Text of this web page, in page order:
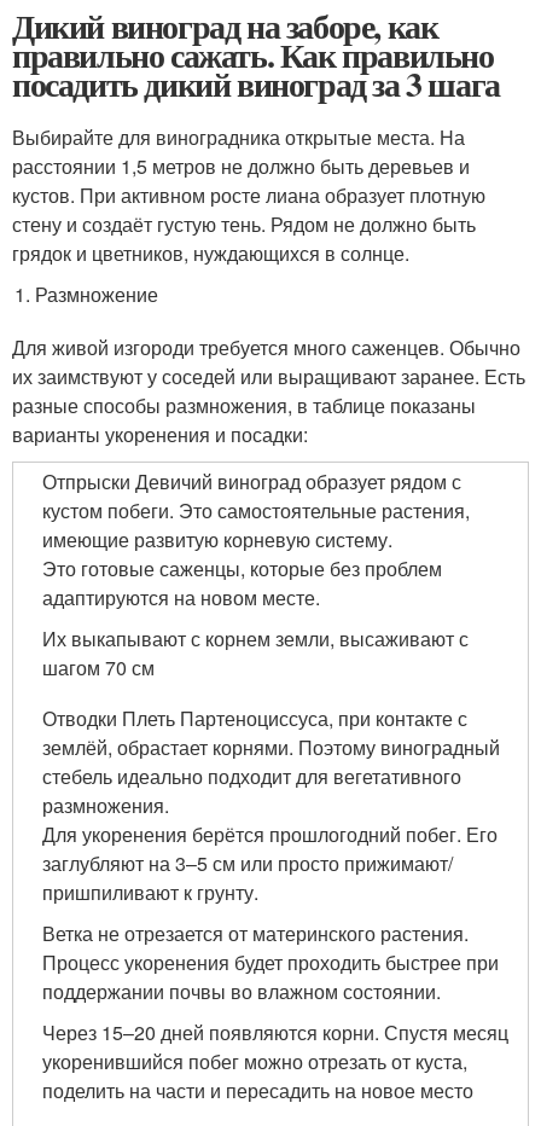
Дикий виноград на заборе, как
правильно сажать. Как правильно
посадить дикий виноград за 3 шага
Выбирайте для виноградника открытые места. На
расстоянии 1,5 метров не должно быть деревьев и
кустов. При активном росте лиана образует плотную
стену и создаёт густую тень. Рядом не должно быть
грядок и цветников, нуждающихся в солнце.
Размножение
Для живой изгороди требуется много саженцев. Обычно
их заимствуют у соседей или выращивают заранее. Есть
разные способы размножения, в таблице показаны
варианты укоренения и посадки:
Отпрыски Девичий виноград образует рядом с
кустом побеги. Это самостоятельные растения,
имеющие развитую корневую систему.
Это готовые саженцы, которые без проблем
адаптируются на новом месте.
Их выкапывают с корнем земли, высаживают с
шагом 70 см
Отводки Плеть Партеноциссуса, при контакте с
землёй, обрастает корнями. Поэтому виноградный
стебель идеально подходит для вегетативного
размножения.
Для укоренения берётся прошлогодний побег. Его
заглубляют на 3–5 см или просто прижимают/
пришпиливают к грунту.
Ветка не отрезается от материнского растения.
Процесс укоренения будет проходить быстрее при
поддержании почвы во влажном состоянии.
Через 15–20 дней появляются корни. Спустя месяц
укоренившийся побег можно отрезать от куста,
поделить на части и пересадить на новое место